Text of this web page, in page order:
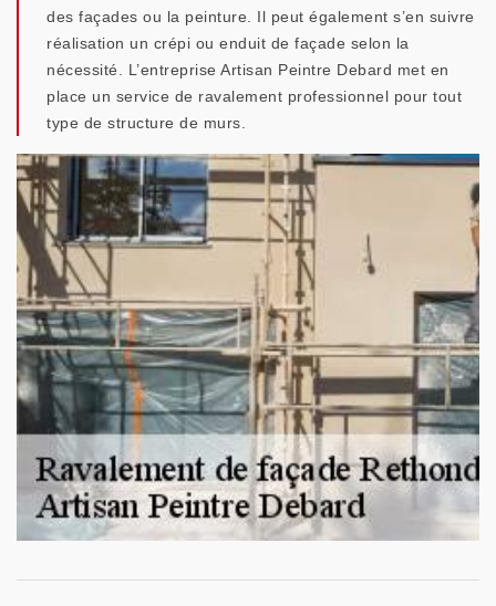
des façades ou la peinture. Il peut également s’en suivre
réalisation un crépi ou enduit de façade selon la
nécessité. L’entreprise Artisan Peintre Debard met en
place un service de ravalement professionnel pour tout
type de structure de murs.